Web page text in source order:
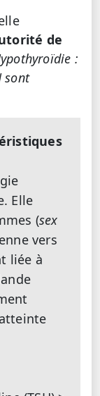
de
:
sont
Elle
(sex
vers
liée à